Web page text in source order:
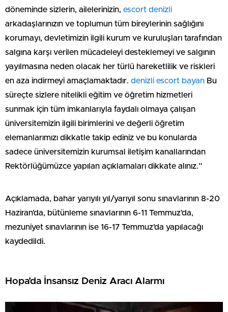
döneminde sizlerin, ailelerinizin, escort denizli
arkadaşlarınızın ve toplumun tüm bireylerinin sağlığını
korumayı, devletimizin ilgili kurum ve kuruluşları tarafından
salgına karşı verilen mücadeleyi desteklemeyi ve salgının
yayılmasına neden olacak her türlü hareketlilik ve riskleri
en aza indirmeyi amaçlamaktadır. denizli escort bayan Bu
süreçte sizlere nitelikli eğitim ve öğretim hizmetleri
sunmak için tüm imkanlarıyla faydalı olmaya çalışan
üniversitemizin ilgili birimlerini ve değerli öğretim
elemanlarımızı dikkatle takip ediniz ve bu konularda
sadece üniversitemizin kurumsal iletişim kanallarından
Rektörlüğümüzce yapılan açıklamaları dikkate alınız.”
Açıklamada, bahar yarıyılı yıl/yarıyıl sonu sınavlarının 8-20
Haziran’da, bütünleme sınavlarının 6-11 Temmuz’da,
mezuniyet sınavlarının ise 16-17 Temmuz’da yapılacağı
kaydedildi.
Hopa’da İnsansız Deniz Aracı Alarmı